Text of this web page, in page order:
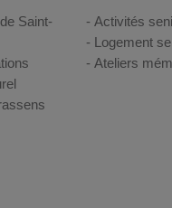
Saint-
Activités
Logement
Ateliers